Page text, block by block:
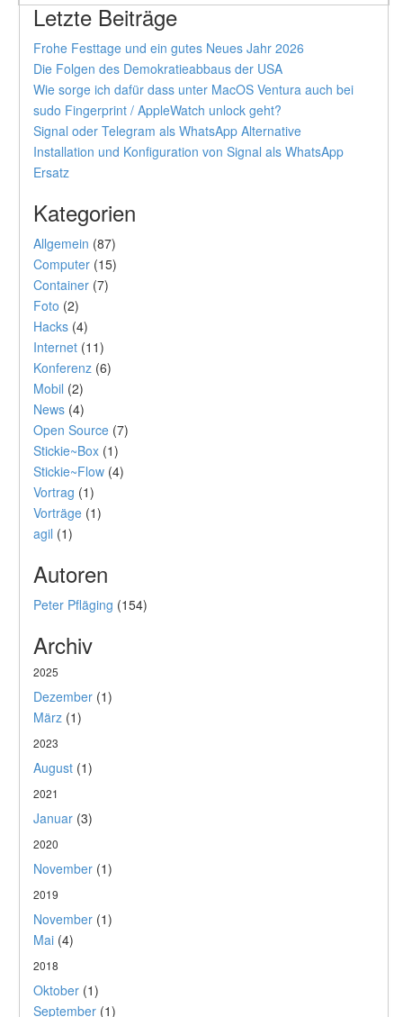
Letzte Beiträge
Frohe Festtage und ein gutes Neues Jahr 2026
Die Folgen des Demokratieabbaus der USA
Wie sorge ich dafür dass unter MacOS Ventura auch bei
sudo Fingerprint / AppleWatch unlock geht?
Signal oder Telegram als WhatsApp Alternative
Installation und Konfiguration von Signal als WhatsApp
Ersatz
Kategorien
Allgemein (87)
Computer (15)
Container (7)
Foto (2)
Hacks (4)
Internet (11)
Konferenz (6)
Mobil (2)
News (4)
Open Source (7)
Stickie~Box (1)
Stickie~Flow (4)
Vortrag (1)
Vorträge (1)
agil (1)
Autoren
Peter Pfläging (154)
Archiv
2025
Dezember (1)
März (1)
2023
August (1)
2021
Januar (3)
2020
November (1)
2019
November (1)
Mai (4)
2018
Oktober (1)
September (1)